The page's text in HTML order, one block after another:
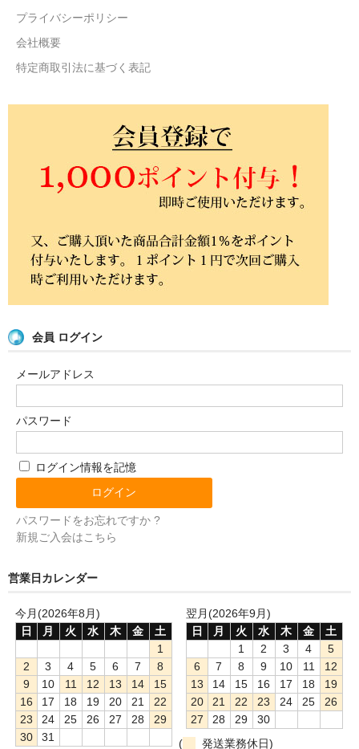
プライバシーポリシー
会社概要
特定商取引法に基づく表記
会員 ログイン
メールアドレス
パスワード
ログイン情報を記憶
パスワードをお忘れですか ?
新規ご入会はこちら
営業日カレンダー
今月(2026年8月)
日
月 火 水 木 金
土
1
2
3 4 5 6 7
8
9
10 11 12 13 14
15
16
17 18 19 20 21
22
23
24 25 26 27 28
29
30
31
翌月(2026年9月)
日
月 火 水 木 金
土
1
2 3 4
5
6
7 8 9 10 11
12
13
14 15 16 17 18
19
20
21 22 23 24 25
26
27
28 29
30
(
発送業務休日)